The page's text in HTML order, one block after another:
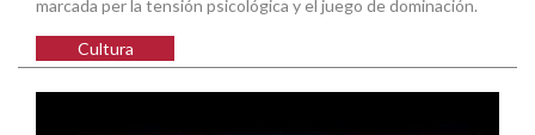
marcada per la tensión psicológica y el juego de dominación.
Cultura